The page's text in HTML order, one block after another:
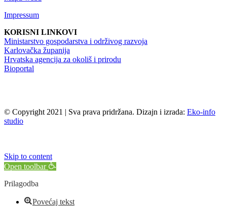
Impressum
KORISNI LINKOVI
Ministarstvo gospodarstva i održivog razvoja
Karlovačka županija
Hrvatska agencija za okoliš i prirodu
Bioportal
© Copyright 2021 | Sva prava pridržana. Dizajn i izrada: Eko-info
studio
Skip to content
Open toolbar
Prilagodba
Povećaj tekst